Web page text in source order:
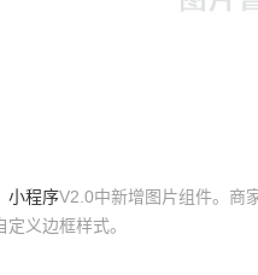
小程序V2.0中新增图片组件。商
义边框样式。